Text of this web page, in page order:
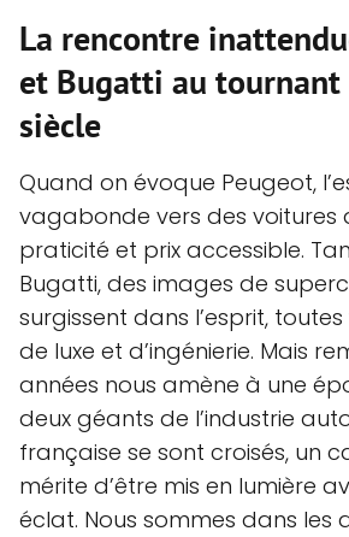
La rencontre
et Bugatti au tournant
siècle
Quand on évoque Peugeot,
vagabonde vers des voitures
praticité et prix accessible.
Bugatti, des images de
surgissent dans l’esprit,
de luxe et d’ingénierie. Mais
années nous amène à une
deux géants de l’industrie
française se sont croisés, un
mérite d’être mis en lumière
éclat. Nous sommes dans les